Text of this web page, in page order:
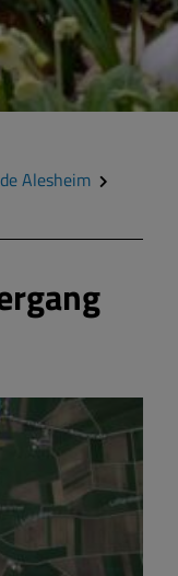
Alesheim